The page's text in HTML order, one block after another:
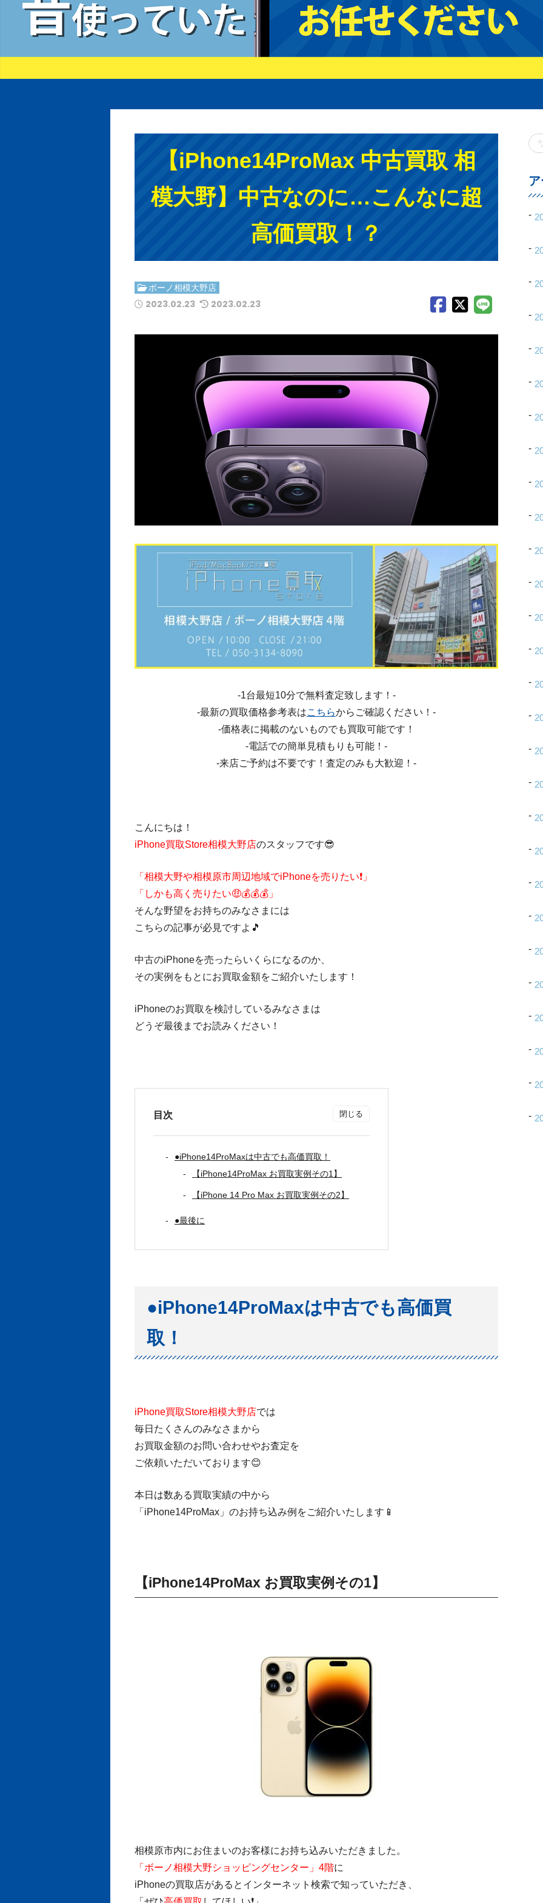
【iPhone14ProMax 中古買取 相
模大野】中古なのに…こんなに超
高価買取！？
ボーノ相模大野店
2023.02.23 2023.02.23
-1台最短10分で無料査定致します！-
-最新の買取価格参考表はこちらからご確認ください！-
-価格表に掲載のないものでも買取可能です！
-電話での簡単見積もりも可能！-
-来店ご予約は不要です！査定のみも大歓迎！-
こんにちは！
iPhone買取Store相模大野店のスタッフです😎
「相模大野や相模原市周辺地域でiPhoneを売りたい❗」
「しかも高く売りたい🤑💰💰💰」
そんな野望をお持ちのみなさまには
こちらの記事が必見ですよ🎵
中古のiPhoneを売ったらいくらになるのか、
その実例をもとにお買取金額をご紹介いたします！
iPhoneのお買取を検討しているみなさまは
どうぞ最後までお読みください！
目次
●iPhone14ProMaxは中古でも高価買取！
【iPhone14ProMax お買取実例その1】
【iPhone 14 Pro Max お買取実例その2】
●最後に
●iPhone14ProMaxは中古でも高価買
取！
iPhone買取Store相模大野店では
毎日たくさんのみなさまから
お買取金額のお問い合わせやお査定を
ご依頼いただいております😊
本日は数ある買取実績の中から
「iPhone14ProMax」のお持ち込み例をご紹介いたします📱
【iPhone14ProMax お買取実例その1】
相模原市内にお住まいのお客様にお持ち込みいただきました。
「ボーノ相模大野ショッピングセンター」4階に
iPhoneの買取店があるとインターネット検索で知っていただき、